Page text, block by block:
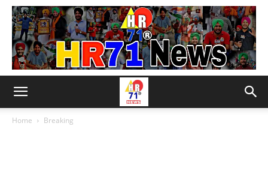
Home Breaking